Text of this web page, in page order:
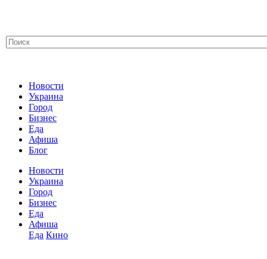
Новости
Украина
Город
Бизнес
Еда
Афиша
Блог
Новости
Украина
Город
Бизнес
Еда
Афиша
Еда Кино